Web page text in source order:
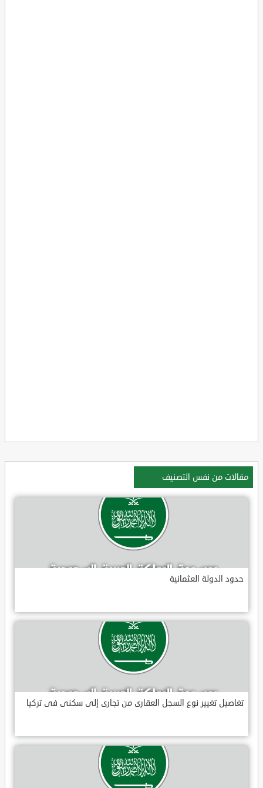
مقالات من نفس التصنيف
حدود الدولة العثمانية
تغاصيل تغيير نوع السجل العقارى من تجارى إلى سكنى فى تركيا